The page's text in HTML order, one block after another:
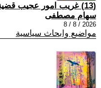
(13) غريب امور عجيب قضية
سهام مصطفى
2026 / 8 / 8
مواضيع وابحاث سياسية